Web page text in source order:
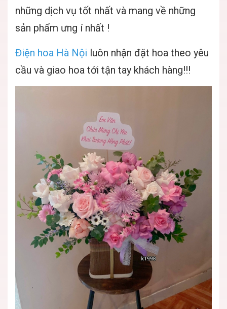
những dịch vụ tốt nhất và mang về những
sản phẩm ưng í nhất !
Điện hoa Hà Nội luôn nhận đặt hoa theo yêu
cầu và giao hoa tới tận tay khách hàng!!!